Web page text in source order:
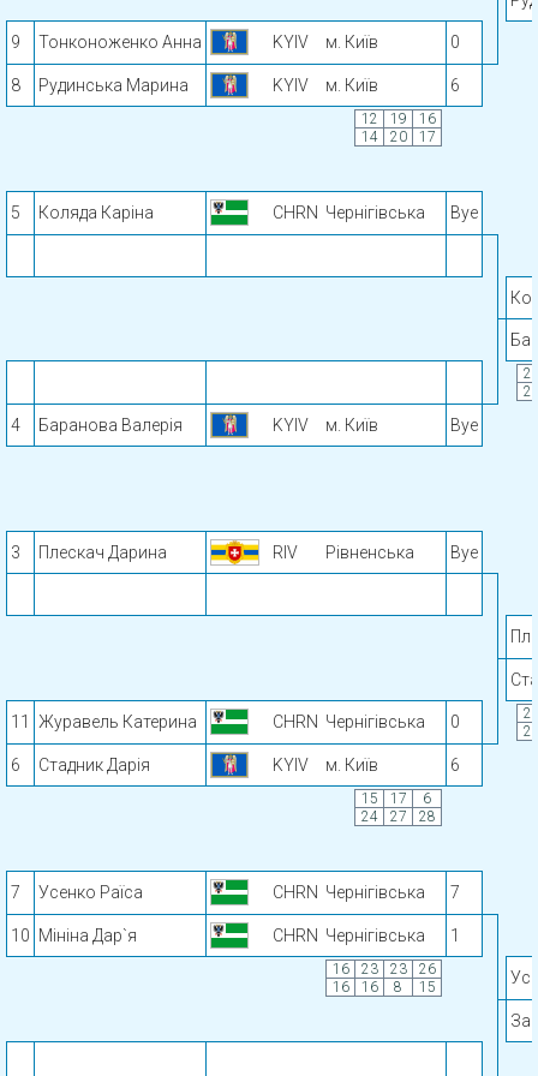
9 Тонконоженко Анна KYIV м. Київ 0
8 Рудинська Марина KYIV м. Київ 6
12 19
16
14
20 17
5 Коляда Каріна CHRN Чернігівська Bye
4 Баранова Валерія KYIV м. Київ Bye
3 Плескач Дарина RIV Рівненська Bye
11 Журавель Катерина CHRN Чернігівська 0
6 Стадник Дарія KYIV м. Київ 6
15 17
6
24
27 28
7 Усенко Раїса CHRN Чернігівська 7
10 Мініна Дар`я CHRN Чернігівська 1
16 23 23
26
16
16 8 15